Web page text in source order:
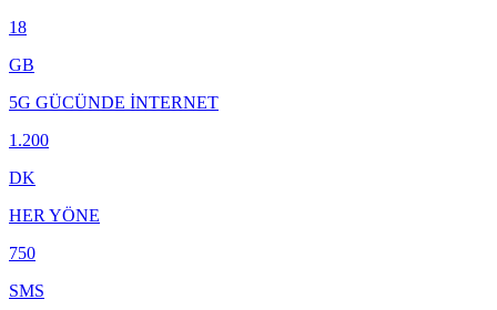
18
GB
5G GÜCÜNDE İNTERNET
1.200
DK
HER YÖNE
750
SMS